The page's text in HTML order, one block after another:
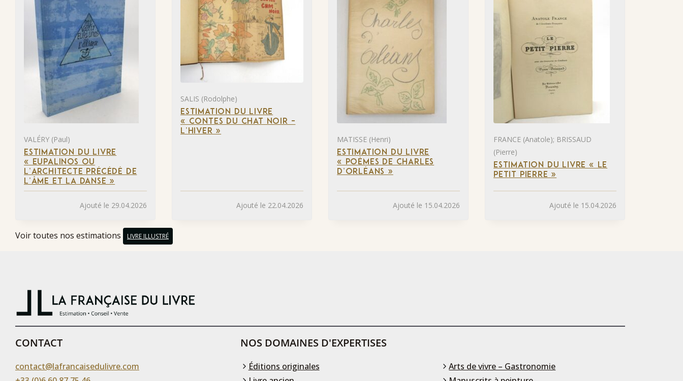
VALÉRY (Paul)
ESTIMATION DU LIVRE
« EUPALINOS OU
L’ARCHITECTE PRÉCÉDÉ DE
L’ÂME ET LA DANSE »
Ajouté le 29.04.2026
SALIS (Rodolphe)
ESTIMATION DU LIVRE
« CONTES DU CHAT NOIR –
L’HIVER »
Ajouté le 22.04.2026
MATISSE (Henri)
ESTIMATION DU LIVRE
« POÈMES DE CHARLES
D’ORLÉANS »
Ajouté le 15.04.2026
FRANCE (Anatole); BRISSAUD
(Pierre)
ESTIMATION DU LIVRE « LE
PETIT PIERRE »
Ajouté le 15.04.2026
Voir toutes nos estimations LIVRE ILLUSTRÉ
CONTACT
contact@lafrancaisedulivre.com
NOS DOMAINES D'EXPERTISES
Éditions originales
Arts de vivre – Gastronomie